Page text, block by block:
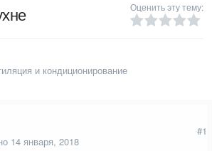
Оценить эту тему:
и кондиционирование
14 января, 2018
#1